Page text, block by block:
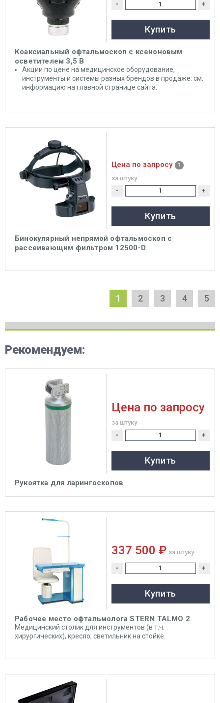
Коаксиальный офтальмоскоп с ксеноновым
осветителем 3,5 В
Акции по цене на медицинское оборудование,
инструменты и системы разных брендов в продаже: см.
информацию на главной странице сайта.
- +
Купить
Бинокулярный непрямой офтальмоскоп с
рассеивающим фильтром 12500-D
Цена по запросу
за штуку
- +
Купить
1 2 3 4 5
Рекомендуем:
Рукоятка для ларингоскопов
Цена по запросу
за штуку
- +
Купить
Рабочее место офтальмолога STERN TALMO 2
Медицинский столик для инструментов (в т.ч.
хирургических), кресло, светильник на стойке.
337 500 ₽ за штуку
- +
Купить